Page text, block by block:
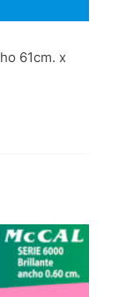
61cm. x